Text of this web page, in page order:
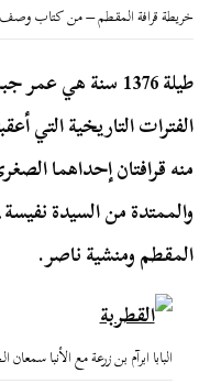
خريطة قرافة المقطم – من كتاب
طيلة 1376 سنة
الفترات التاريخية التي
منه قرافتان إحداهما
والممتدة من السيدة
المقطم ومنشية ناصر.
البابا ابرآم بن زرعة مع الأنبا